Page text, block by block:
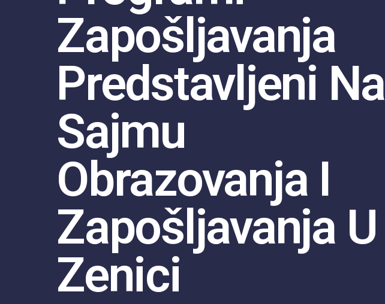
Zapošljavanja
Predstavljeni Na
Sajmu
Obrazovanja I
Zapošljavanja U
Zenici